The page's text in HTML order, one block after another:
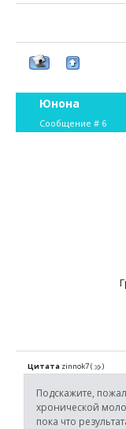
Юнона
Сообщение # 6
Цитата zinnok7( )
Подскажите,
хронической
пока что